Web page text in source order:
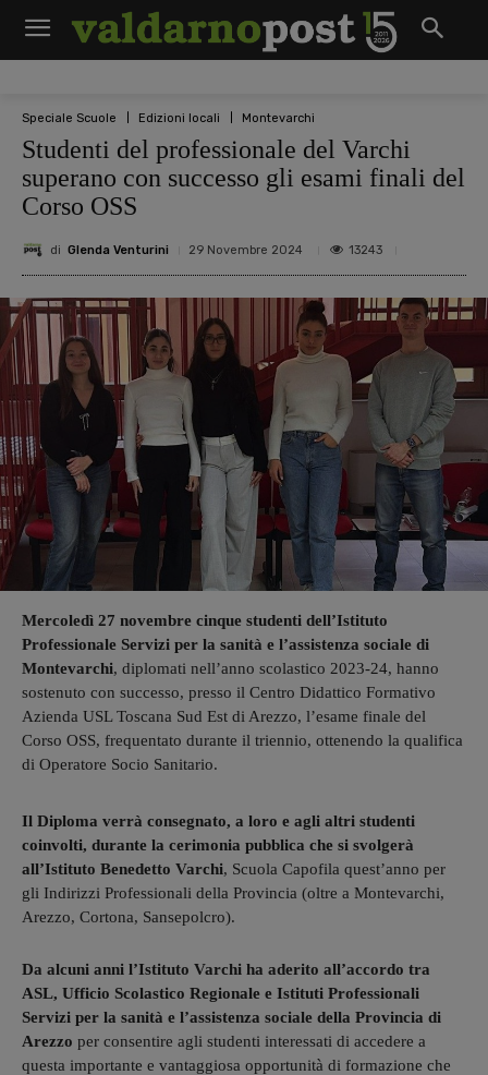
Speciale Scuole Edizioni locali Montevarchi
Studenti del professionale del Varchi
superano con successo gli esami finali del
Corso OSS
di Glenda Venturini 29 Novembre 2024 13243
Mercoledì 27 novembre cinque studenti dell’Istituto
Professionale Servizi per la sanità e l’assistenza sociale di
Montevarchi, diplomati nell’anno scolastico 2023-24, hanno
sostenuto con successo, presso il Centro Didattico Formativo
Azienda USL Toscana Sud Est di Arezzo, l’esame finale del
Corso OSS, frequentato durante il triennio, ottenendo la qualifica
di Operatore Socio Sanitario.
Il Diploma verrà consegnato, a loro e agli altri studenti
coinvolti, durante la cerimonia pubblica che si svolgerà
all’Istituto Benedetto Varchi, Scuola Capofila quest’anno per
gli Indirizzi Professionali della Provincia (oltre a Montevarchi,
Arezzo, Cortona, Sansepolcro).
Da alcuni anni l’Istituto Varchi ha aderito all’accordo tra
ASL, Ufficio Scolastico Regionale e Istituti Professionali
Servizi per la sanità e l’assistenza sociale della Provincia di
Arezzo per consentire agli studenti interessati di accedere a
questa importante e vantaggiosa opportunità di formazione che